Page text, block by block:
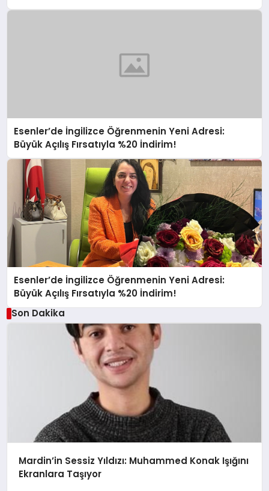
Esenler’de İngilizce Öğrenmenin Yeni Adresi:
Büyük Açılış Fırsatıyla %20 İndirim!
Esenler’de İngilizce Öğrenmenin Yeni Adresi:
Büyük Açılış Fırsatıyla %20 İndirim!
Son Dakika
Mardin’in Sessiz Yıldızı: Muhammed Konak Işığını
Ekranlara Taşıyor